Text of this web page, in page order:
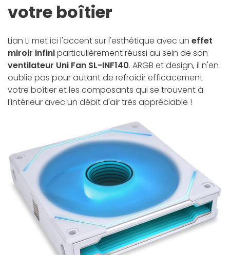
votre boîtier
Lian Li met ici l'accent sur l'esthétique avec un effet
miroir infiniparticulièrement réussi au sein de son
ventilateur Uni Fan SL-INF140. ARGB et design, il n'en
oublie pas pour autant de refroidir efficacement
votre boîtier et les composants qui se trouvent à
l'intérieur avec un débit d'air très appréciable !